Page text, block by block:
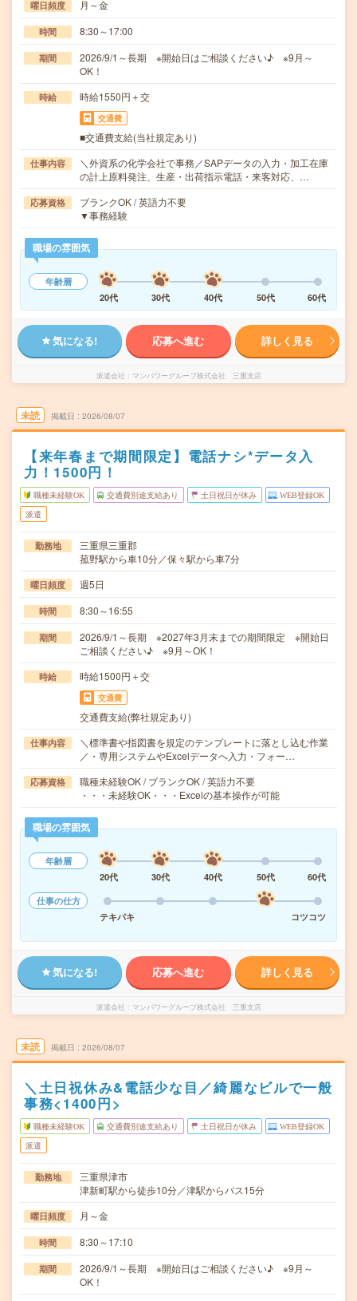
曜日頻度 月～金
時間 8:30～17:00
期間
2026/9/1～長期 ※開始日はご相談ください♪ ※9月～
OK！
時給 時給1550円＋交
交通費
■交通費支給(当社規定あり)
仕事内容
＼外資系の化学会社で事務／SAPデータの入力・加工在庫
の計上原料発注、生産・出荷指示電話・来客対応、…
応募資格
ブランクOK / 英語力不要
▼事務経験
職場の雰囲気
年齢層
20代
30代 40代 50代 60代
気になる! 応募へ進む 詳しく見る
派遣会社 マンパワーグループ株式会社 三重支店
未読 掲載日 2026/08/07
【来年春まで期間限定】電話ナシ*データ入
力！1500円！
職種未経験OK 交通費別途支給あり 土日祝日が休み WEB登録OK
派遣
勤務地
三重県三重郡
菰野駅から車10分／保々駅から車7分
曜日頻度 週5日
時間 8:30～16:55
期間
2026/9/1～長期 ※2027年3月末までの期間限定 ※開始日
ご相談ください♪ ※9月～OK！
時給 時給1500円＋交
交通費
交通費支給(弊社規定あり)
仕事内容
＼標準書や指図書を規定のテンプレートに落とし込む作業
／・専用システムやExcelデータへ入力・フォー…
応募資格
職種未経験OK / ブランクOK / 英語力不要
・・・未経験OK・・・Excelの基本操作が可能
職場の雰囲気
年齢層
20代
30代 40代 50代
60代
仕事の仕方
テキパキ
コツコツ
気になる! 応募へ進む 詳しく見る
派遣会社 マンパワーグループ株式会社 三重支店
未読 掲載日 2026/08/07
＼土日祝休み&電話少な目／綺麗なビルで一般
事務<1400円>
職種未経験OK 交通費別途支給あり 土日祝日が休み WEB登録OK
派遣
勤務地
三重県津市
津新町駅から徒歩10分／津駅からバス15分
曜日頻度 月～金
時間 8:30～17:10
期間
2026/9/1～長期 ※開始日はご相談ください♪ ※9月～
OK！